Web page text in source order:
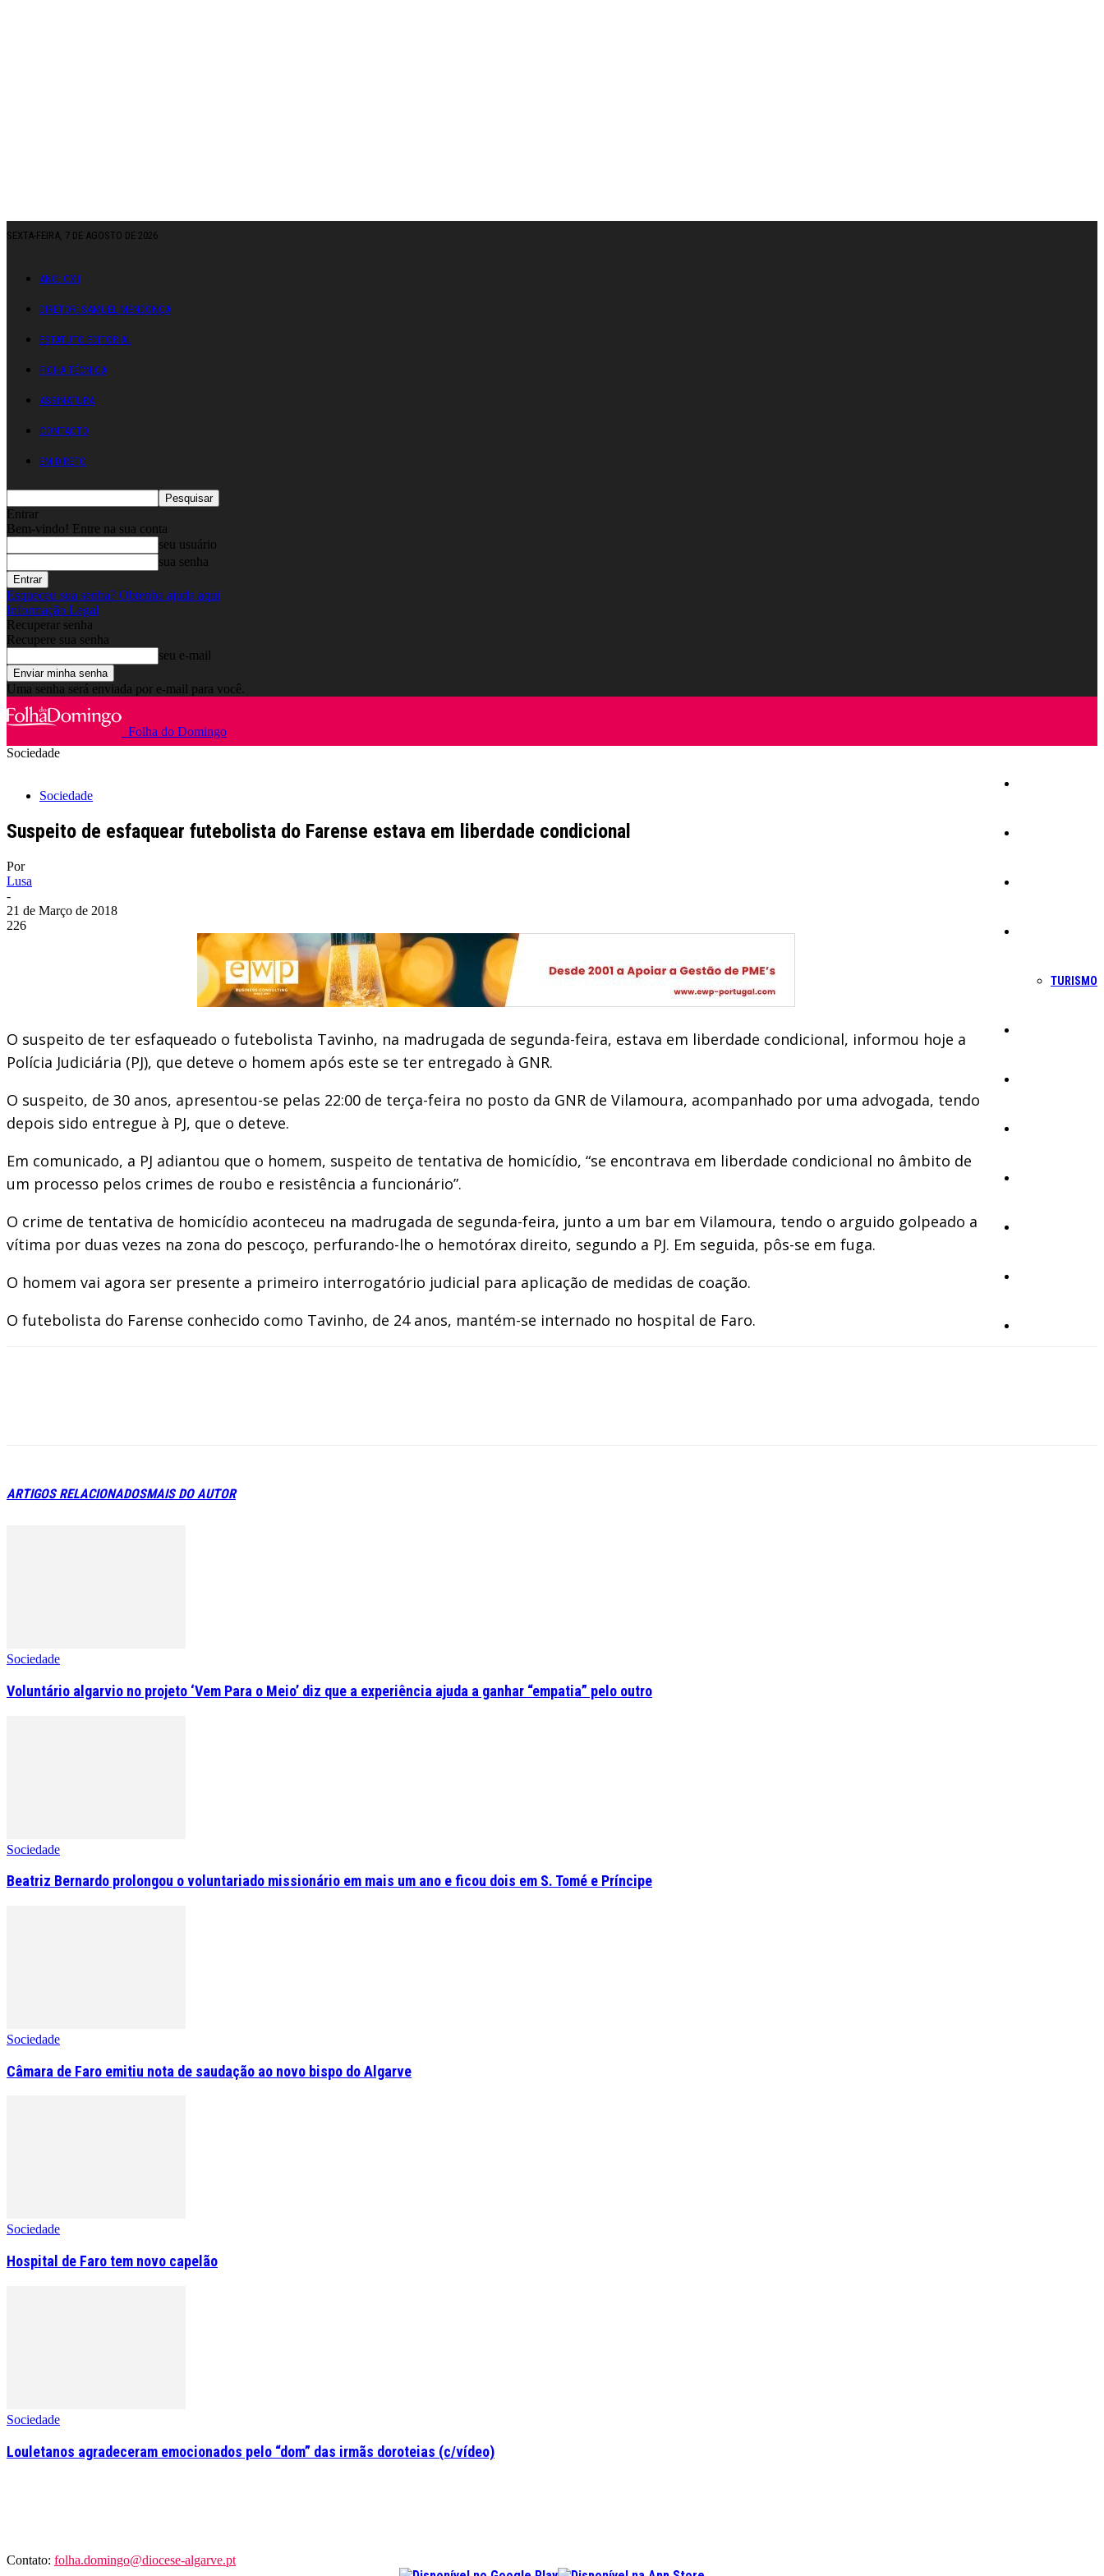
SEXTA-FEIRA, 7 DE AGOSTO DE 2026
ANO: CXII
DIRETOR: SAMUEL MENDONÇA
ESTATUTO EDITORIAL
FICHA TÉCNICA
ASSINATURA
CONTACTO
EM DIRETO
Entrar
Bem-vindo! Entre na sua conta
seu usuário
sua senha
Esqueceu sua senha? Obtenha ajuda aqui
Informação Legal
Recuperar senha
Recupere sua senha
seu e-mail
Uma senha será enviada por e-mail para você.
Folha do Domingo
TURISMO
Sociedade
Sociedade
Suspeito de esfaquear futebolista do Farense estava em liberdade condicional
Por
Lusa
-
21 de Março de 2018
226
O suspeito de ter esfaqueado o futebolista Tavinho, na madrugada de segunda-feira, estava em liberdade condicional, informou hoje a
Polícia Judiciária (PJ), que deteve o homem após este se ter entregado à GNR.
O suspeito, de 30 anos, apresentou-se pelas 22:00 de terça-feira no posto da GNR de Vilamoura, acompanhado por uma advogada, tendo
depois sido entregue à PJ, que o deteve.
Em comunicado, a PJ adiantou que o homem, suspeito de tentativa de homicídio, “se encontrava em liberdade condicional no âmbito de
um processo pelos crimes de roubo e resistência a funcionário”.
O crime de tentativa de homicídio aconteceu na madrugada de segunda-feira, junto a um bar em Vilamoura, tendo o arguido golpeado a
vítima por duas vezes na zona do pescoço, perfurando-lhe o hemotórax direito, segundo a PJ. Em seguida, pôs-se em fuga.
O homem vai agora ser presente a primeiro interrogatório judicial para aplicação de medidas de coação.
O futebolista do Farense conhecido como Tavinho, de 24 anos, mantém-se internado no hospital de Faro.
ARTIGOS RELACIONADOSMAIS DO AUTOR
Sociedade
Voluntário algarvio no projeto ‘Vem Para o Meio’ diz que a experiência ajuda a ganhar “empatia” pelo outro
Sociedade
Beatriz Bernardo prolongou o voluntariado missionário em mais um ano e ficou dois em S. Tomé e Príncipe
Sociedade
Câmara de Faro emitiu nota de saudação ao novo bispo do Algarve
Sociedade
Hospital de Faro tem novo capelão
Sociedade
Louletanos agradeceram emocionados pelo “dom” das irmãs doroteias (c/vídeo)
Contato: folha.domingo@diocese-algarve.pt